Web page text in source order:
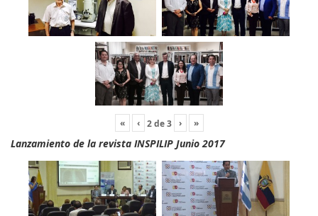
« ‹ 2de3 › »
Lanzamiento de la revista INSPILIP Junio 2017